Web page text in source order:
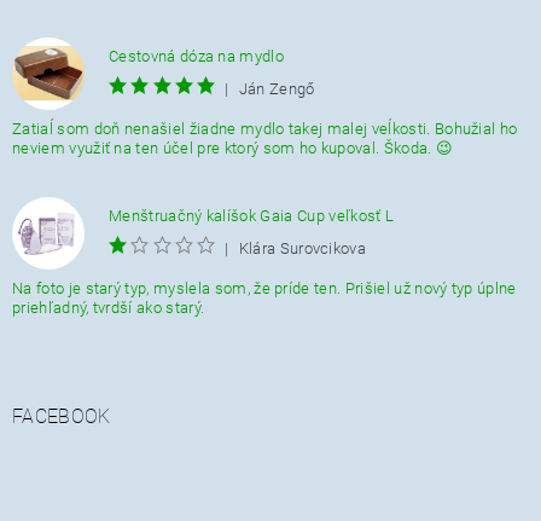
Cestovná dóza na mydlo
|
Ján Zengő
Zatiaĺ som doň nenašiel žiadne mydlo takej malej veĺkosti. Bohužial ho
neviem využiť na ten účel pre ktorý som ho kupoval. Škoda. 😉
Menštruačný kalíšok Gaia Cup veľkosť L
|
Klára Surovcikova
Na foto je starý typ, myslela som, že príde ten. Prišiel už nový typ úplne
priehľadný, tvrdší ako starý.
FACEBOOK